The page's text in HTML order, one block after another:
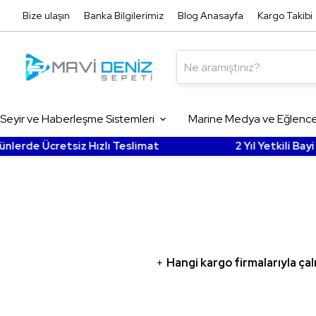
Bize ulaşın Banka Bilgilerimiz Blog Anasayfa Kargo Takibi
Seyir ve Haberleşme Sistemleri
Balık Bulucular Chartplotterlar
Marine Medya ve
Marine Müzik
Sinema Sistemleri ve
Ücretsiz Hızlı Teslimat 2 Yıl Yetkili Bayi
+ Hangi kargo firmalarıyla